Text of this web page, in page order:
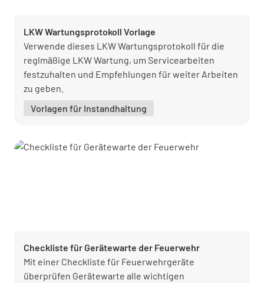
LKW Wartungsprotokoll Vorlage
Verwende dieses LKW Wartungsprotokoll für die
reglmäßige LKW Wartung, um Servicearbeiten
festzuhalten und Empfehlungen für weiter Arbeiten
zu geben.
Vorlagen für Instandhaltung
Checkliste für Gerätewarte der Feuerwehr
Mit einer Checkliste für Feuerwehrgeräte
überprüfen Gerätewarte alle wichtigen